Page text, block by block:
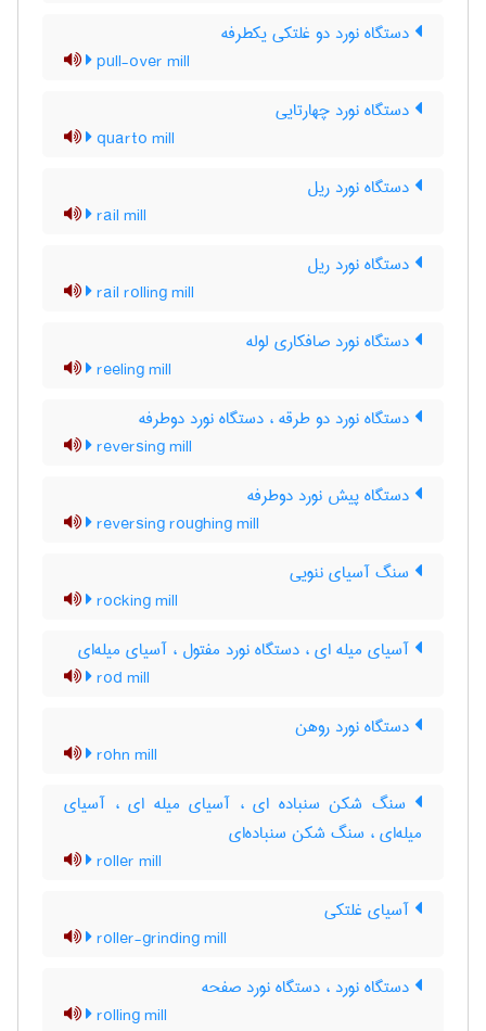
دستگاه نورد دو غلتکی یکطرفه
pull-over mill
دستگاه نورد چهارتایی
quarto mill
دستگاه نورد ریل
rail mill
دستگاه نورد ریل
rail rolling mill
دستگاه نورد صافکاری لوله
reeling mill
دستگاه نورد دو طرقه ، دستگاه نورد دوطرفه
reversing mill
دستگاه پیش نورد دوطرفه
reversing roughing mill
سنگ آسیای ننویی
rocking mill
آسیای میله ای ، دستگاه نورد مفتول ، آسیای میله‌ای
rod mill
دستگاه نورد روهن
rohn mill
سنگ شکن سنباده ای ، آسیای میله ای ، آسیای
میله‌ای ، سنگ شکن سنباده‌ای
roller mill
آسیای غلتکی
roller-grinding mill
دستگاه نورد ، دستگاه نورد صفحه
rolling mill